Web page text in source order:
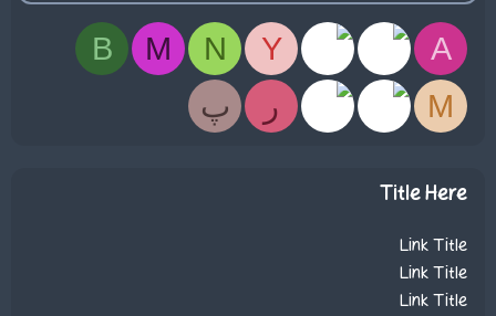
A
Y
N
M
B
M
ر پ
Title Here
Link Title
Link Title
Link Title